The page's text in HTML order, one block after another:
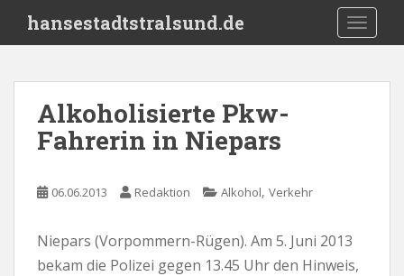
i
hansestadtstralsund.de
Alkoholisierte Pkw-
Fahrerin in Niepars
06.06.2013 Redaktion Alkohol, Verkehr
Niepars (Vorpommern-Rügen). Am 5. Juni 2013
bekam die Polizei gegen 13.45 Uhr den Hinweis,